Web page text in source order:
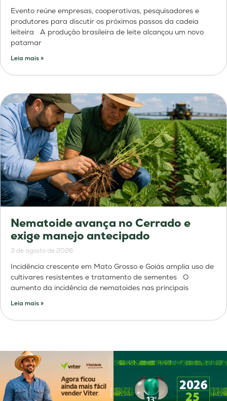
Evento reúne empresas, cooperativas, pesquisadores e
produtores para discutir os próximos passos da cadeia
leiteira A produção brasileira de leite alcançou um novo
patamar
Leia mais »
Nematoide avança no Cerrado e
exige manejo antecipado
3 de agosto de 2026
Incidência crescente em Mato Grosso e Goiás amplia uso de
cultivares resistentes e tratamento de sementes O
aumento da incidência de nematoides nas principais
Leia mais »